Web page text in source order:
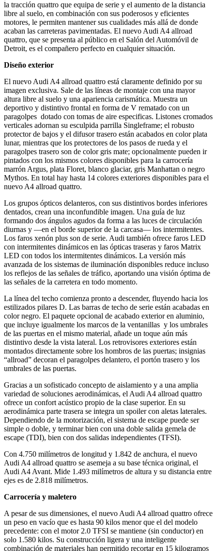
la tracción quattro que equipa de serie y el aumento de la distancia
libre al suelo, en combinación con sus poderosos y eficientes
motores, le permiten mantener sus cualidades más allá de donde
acaban las carreteras pavimentadas. El nuevo Audi A4 allroad
quattro, que se presenta al público en el Salón del Automóvil de
Detroit, es el compañero perfecto en cualquier situación.
Diseño exterior
El nuevo Audi A4 allroad quattro está claramente definido por su
imagen exclusiva. Sale de las líneas de montaje con una mayor
altura libre al suelo y una apariencia carismática. Muestra un
deportivo y distintivo frontal en forma de V rematado con un
paragolpes dotado con tomas de aire especificas. Listones cromados
verticales adornan su esculpida parrilla Singleframe; el robusto
protector de bajos y el difusor trasero están acabados en color plata
lunar, mientras que los protectores de los pasos de rueda y el
paragolpes trasero son de color gris mate; opcionalmente pueden ir
pintados con los mismos colores disponibles para la carrocería
marrón Argus, plata Floret, blanco glaciar, gris Manhattan o negro
Mythos. En total hay hasta 14 colores exteriores disponibles para el
nuevo A4 allroad quattro.
Los grupos ópticos delanteros, con sus distintivos bordes inferiores
dentados, crean una inconfundible imagen. Una guía de luz
formando dos ángulos agudos da forma a las luces de circulación
diurnas y —en el borde superior de la carcasa— los intermitentes.
Los faros xenón plus son de serie. Audi también ofrece faros LED
con intermitentes dinámicos en las ópticas traseras y faros Matrix
LED con todos los intermitentes dinámicos. La versión más
avanzada de los sistemas de iluminación disponibles reduce incluso
los reflejos de las señales de tráfico, aportando una visión óptima de
las señales de la carretera en todo momento.
La línea del techo comienza pronto a descender, fluyendo hacia los
estilizados pilares D. Las barras de techo de serie están acabadas en
color negro. El paquete opcional de acabado exterior en aluminio,
que incluye igualmente los marcos de la ventanillas y los umbrales
de las puertas en el mismo material, añade un toque aún más
distintivo desde la vista lateral. Los retrovisores exteriores están
montados directamente sobre los hombros de las puertas; insignias
“allroad” decoran el paragolpes delantero, el portón trasero y los
umbrales de las puertas.
Gracias a un sofisticado concepto de aislamiento y a una amplia
variedad de soluciones aerodinámicas, el Audi A4 allroad quattro
ofrece un confort acústico propio de la clase superior. En su
aerodinámica parte trasera se integra un spoiler con aletas laterales.
Dependiendo de la motorización, el sistema de escape puede ser
simple o doble, y terminar bien con una doble salida gemela de
escape (TDI), bien con dos salidas independientes (TFSI).
Con 4.750 milímetros de longitud y 1.842 de anchura, el nuevo
Audi A4 allroad quattro se asemeja a su base técnica original, el
Audi A4 Avant. Mide 1.493 milímetros de altura y su distancia entre
ejes es de 2.818 milímetros.
Carrocería y maletero
A pesar de sus dimensiones, el nuevo Audi A4 allroad quattro ofrece
un peso en vacío que es hasta 90 kilos menor que el del modelo
precedente: con el motor 2.0 TFSI se mantiene (sin conductor) en
solo 1.580 kilos. Su construcción ligera y una inteligente
combinación de materiales han permitido recortar en 15 kilogramos